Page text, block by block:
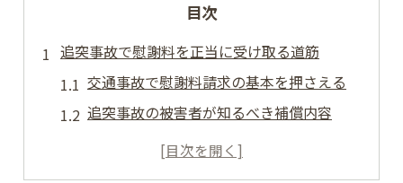
目次
追突事故で慰謝料を正当に受け取る道筋
交通事故で慰謝料請求の基本を押さえる
追突事故の被害者が知るべき補償内容
交通事故後に必要な初動対応とポイント